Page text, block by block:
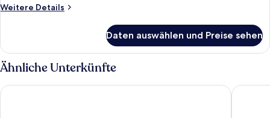
anzeigen
Weitere Details
Weitere
Room
Daten auswählen und Preise sehen
Ähnliche Unterkünfte
Novotel Taiping Perak